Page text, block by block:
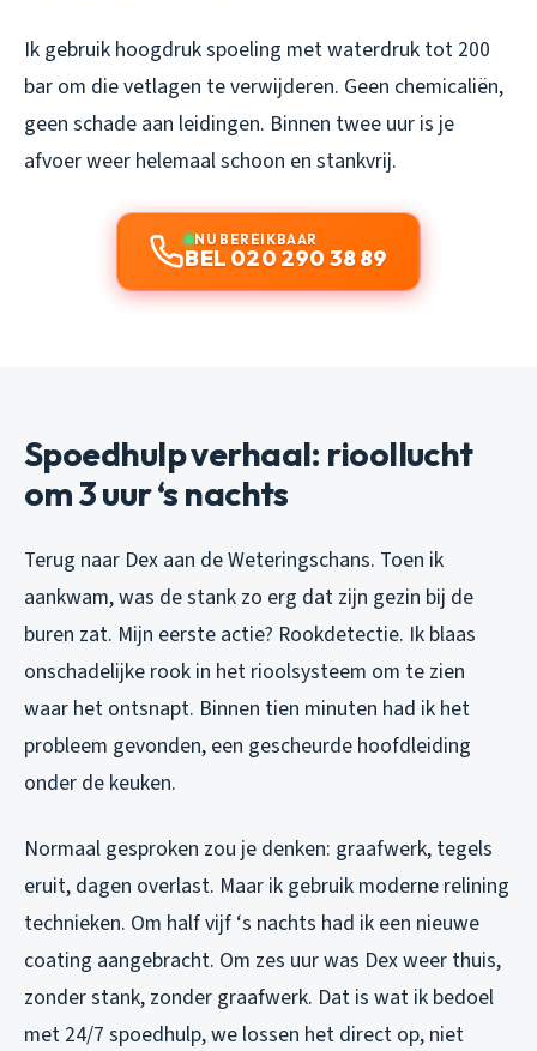
Ik gebruik hoogdruk spoeling met waterdruk tot 200
bar om die vetlagen te verwijderen. Geen chemicaliën,
geen schade aan leidingen. Binnen twee uur is je
afvoer weer helemaal schoon en stankvrij.
NU BEREIKBAAR
BEL 020 290 38 89
Spoedhulp verhaal: rioollucht
om 3 uur ‘s nachts
Terug naar Dex aan de Weteringschans. Toen ik
aankwam, was de stank zo erg dat zijn gezin bij de
buren zat. Mijn eerste actie? Rookdetectie. Ik blaas
onschadelijke rook in het rioolsysteem om te zien
waar het ontsnapt. Binnen tien minuten had ik het
probleem gevonden, een gescheurde hoofdleiding
onder de keuken.
Normaal gesproken zou je denken: graafwerk, tegels
eruit, dagen overlast. Maar ik gebruik moderne relining
technieken. Om half vijf ‘s nachts had ik een nieuwe
coating aangebracht. Om zes uur was Dex weer thuis,
zonder stank, zonder graafwerk. Dat is wat ik bedoel
met 24/7 spoedhulp, we lossen het direct op, niet